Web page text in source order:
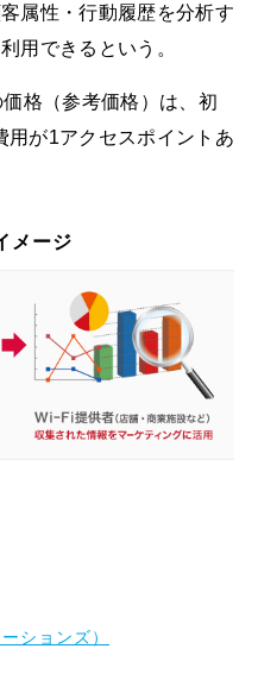
属性・行動履歴を分析す
用できるという。
格（参考価格）は、初
が1アクセスポイントあ
メージ
ションズ）